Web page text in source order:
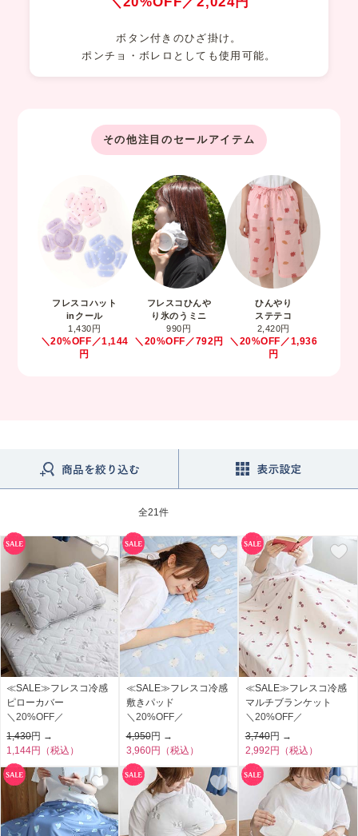
ボタン付きのひざ掛け。
ポンチョ・ボレロとしても使用可能。
その他注目のセールアイテム
フレスコハット
inクール
1,430円
＼20%OFF／1,144
円
フレスコひんや
り氷のうミニ
990円
＼20%OFF／792円
ひんやり
ステテコ
2,420円
＼20%OFF／1,936
円
全21件
≪SALE≫フレスコ冷感
ピローカバー
＼20%OFF／
1,430円 →
1,144円（税込）
≪SALE≫フレスコ冷感
敷きパッド
＼20%OFF／
4,950円 →
3,960円（税込）
≪SALE≫フレスコ冷感
マルチブランケット
＼20%OFF／
3,740円 →
2,992円（税込）